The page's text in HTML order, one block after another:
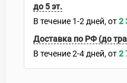
до 5 эт.
В течение 1-2 дней 2
Доставка по РФ (до
В течение2-4 дней 2